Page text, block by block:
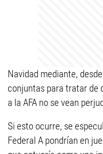
Navidad mediante,
conjuntas para tratar de
a la AFA no se vean
Si esto ocurre, se
Federal A pondrían en